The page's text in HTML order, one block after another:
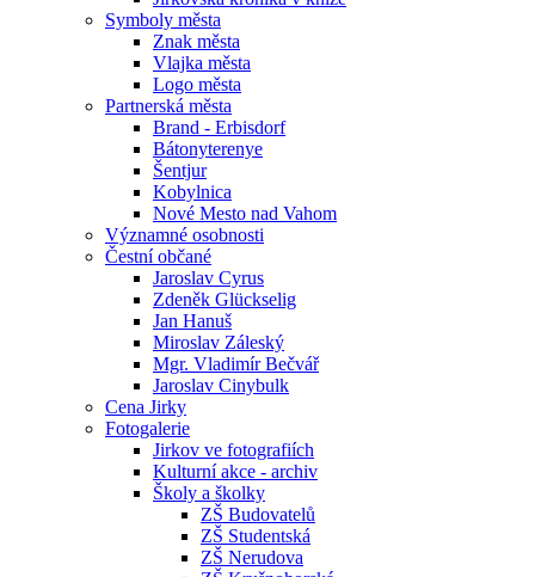
Symboly města
Znak města
Vlajka města
Logo města
Partnerská města
Brand - Erbisdorf
Bátonyterenye
Šentjur
Kobylnica
Nové Mesto nad Vahom
Významné osobnosti
Čestní občané
Jaroslav Cyrus
Zdeněk Glückselig
Jan Hanuš
Miroslav Záleský
Mgr. Vladimír Bečvář
Jaroslav Cinybulk
Cena Jirky
Fotogalerie
Jirkov ve fotografiích
Kulturní akce - archiv
Školy a školky
ZŠ Budovatelů
ZŠ Studentská
ZŠ Nerudova